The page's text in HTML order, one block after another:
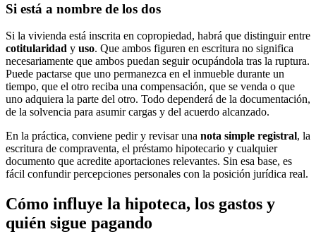
Si está a nombre de los dos
Si la vivienda está inscrita en copropiedad, habrá que distinguir entre
cotitularidad y uso. Que ambos figuren en escritura no significa
necesariamente que ambos puedan seguir ocupándola tras la ruptura.
Puede pactarse que uno permanezca en el inmueble durante un
tiempo, que el otro reciba una compensación, que se venda o que
uno adquiera la parte del otro. Todo dependerá de la documentación,
de la solvencia para asumir cargas y del acuerdo alcanzado.
En la práctica, conviene pedir y revisar una nota simple registral, la
escritura de compraventa, el préstamo hipotecario y cualquier
documento que acredite aportaciones relevantes. Sin esa base, es
fácil confundir percepciones personales con la posición jurídica real.
Cómo influye la hipoteca, los gastos y
quién sigue pagando